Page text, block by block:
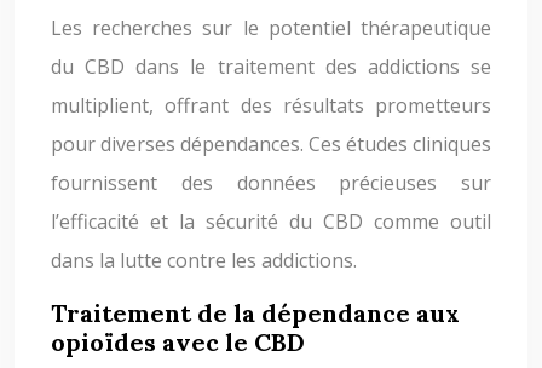
Les recherches sur le potentiel thérapeutique
du CBD dans le traitement des addictions se
multiplient, offrant des résultats prometteurs
pour diverses dépendances. Ces études cliniques
fournissent des données précieuses sur
l’efficacité et la sécurité du CBD comme outil
dans la lutte contre les addictions.
Traitement de la dépendance aux
opioïdes avec le CBD